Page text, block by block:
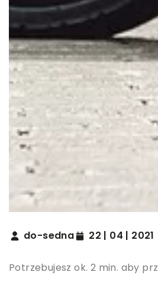
do-sedna 22 | 04 | 2021
Potrzebujesz ok. 2 min. aby